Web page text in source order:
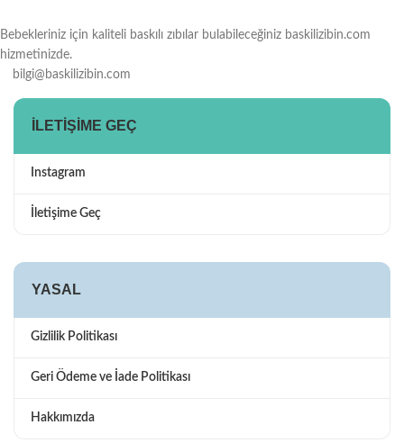
Bebekleriniz için kaliteli baskılı zıbılar bulabileceğiniz baskilizibin.com
hizmetinizde.
bilgi@baskilizibin.com
İLETIŞIME GEÇ
Instagram
İletişime Geç
YASAL
Gizlilik Politikası
Geri Ödeme ve İade Politikası
Hakkımızda